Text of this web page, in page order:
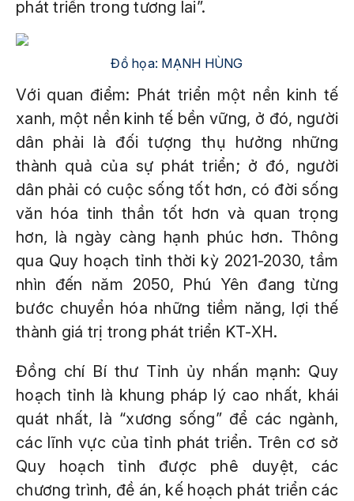
phát triển trong tương lai”.
Đồ họa: MẠNH HÙNG
Với quan điểm: Phát triển một nền kinh tế
xanh, một nền kinh tế bền vững, ở đó, người
dân phải là đối tượng thụ hưởng những
thành quả của sự phát triển; ở đó, người
dân phải có cuộc sống tốt hơn, có đời sống
văn hóa tinh thần tốt hơn và quan trọng
hơn, là ngày càng hạnh phúc hơn. Thông
qua Quy hoạch tỉnh thời kỳ 2021-2030, tầm
nhìn đến năm 2050, Phú Yên đang từng
bước chuyển hóa những tiềm năng, lợi thế
thành giá trị trong phát triển KT-XH.
Đồng chí Bí thư Tỉnh ủy nhấn mạnh: Quy
hoạch tỉnh là khung pháp lý cao nhất, khái
quát nhất, là “xương sống” để các ngành,
các lĩnh vực của tỉnh phát triển. Trên cơ sở
Quy hoạch tỉnh được phê duyệt, các
chương trình, đề án, kế hoạch phát triển các